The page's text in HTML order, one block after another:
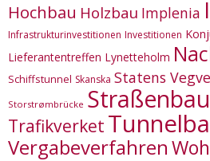
Hochbau Holzbau Implenia
Infrastrukturinvestitionen Investitionen
Lieferantentreffen Lynetteholm
Schiffstunnel Skanska Statens
Storstrømbrücke Straßenbau
Trafikverket
Vergabeverfahren